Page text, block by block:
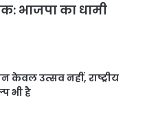
भाजपा का धामी
केवल उत्सव नहीं, राष्ट्रीय
भी है